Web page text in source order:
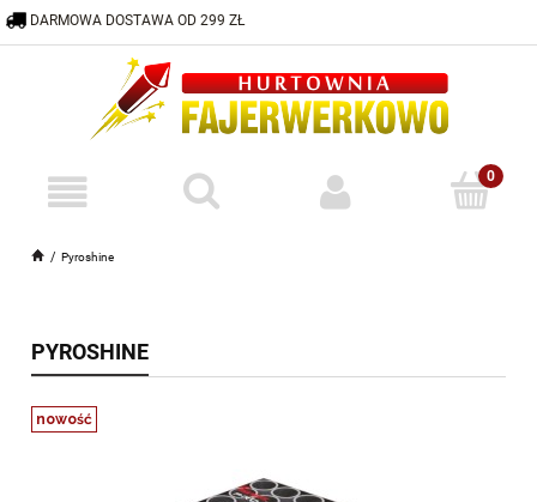
Pyroshine
DARMOWA DOSTAWA OD 299 ZŁ
HURTOWNIA@FAJERWERKOWO.PL
PYROSHINE
nowość